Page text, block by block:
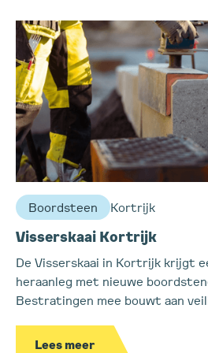
Boordsteen Kortrijk
Visserskaai Kortrijk
De Visserskaai in Kortrijk krijgt
heraanleg met nieuwe
Bestratingen mee bouwt aan
Lees meer